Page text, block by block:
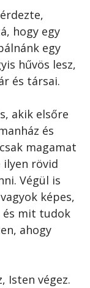
hogy egy
egy
hűvös lesz,
és társai.
akik elsőre
és
magamat
ilyen rövid
Végül is
képes,
és mit tudok
ahogy
Isten végez.